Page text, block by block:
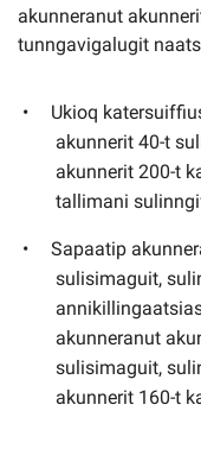
akunneranut
tunngavigalugit
Ukioq
akunnerit 40-t
akunnerit 200-t
tallimani
Sapaatip
sulisimaguit,
akunneranut
sulisimaguit,
akunnerit 160-t